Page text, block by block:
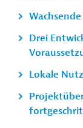
Drei
Lokale